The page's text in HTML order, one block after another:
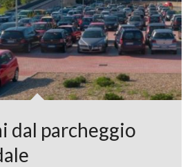
dal parcheggio